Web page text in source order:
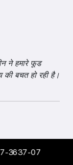
ने हमारे फूड
की बचत हो रही है।
3637-07